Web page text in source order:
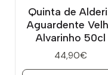
Quinta de
Aguardente
Alvarinho 50cl
44,90€